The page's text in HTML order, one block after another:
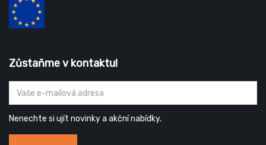
Zůstaňme v kontaktu!
Nenechte si ujít novinky a akční nabídky.